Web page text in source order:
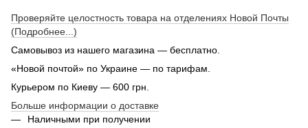
Проверяйте целостность товара на отделениях Новой Почты
(Подробнее...)
Самовывоз из нашего магазина — бесплатно.
«Новой почтой» по Украине — по тарифам.
Курьером по Киеву — 600 грн.
Больше информации о доставке
Наличными при получении